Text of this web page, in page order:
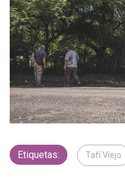
Etiquetas: Tafí Viejo